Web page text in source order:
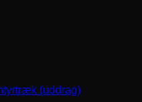
(uddrag)